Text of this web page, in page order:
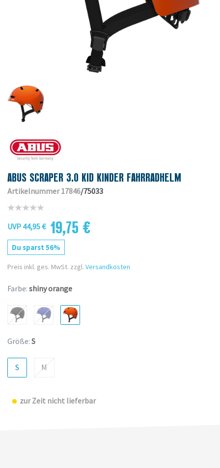
ABUS SCRAPER 3.0 KID KINDER FAHRRADHELM
Artikelnummer 17846/75033
UVP 44,95 € 19,75 €
Du sparst 56%
Preis inkl. ges. MwSt. zzgl. Versandkosten
Farbe: shiny orange
Größe: S
S M
zur Zeit nicht lieferbar